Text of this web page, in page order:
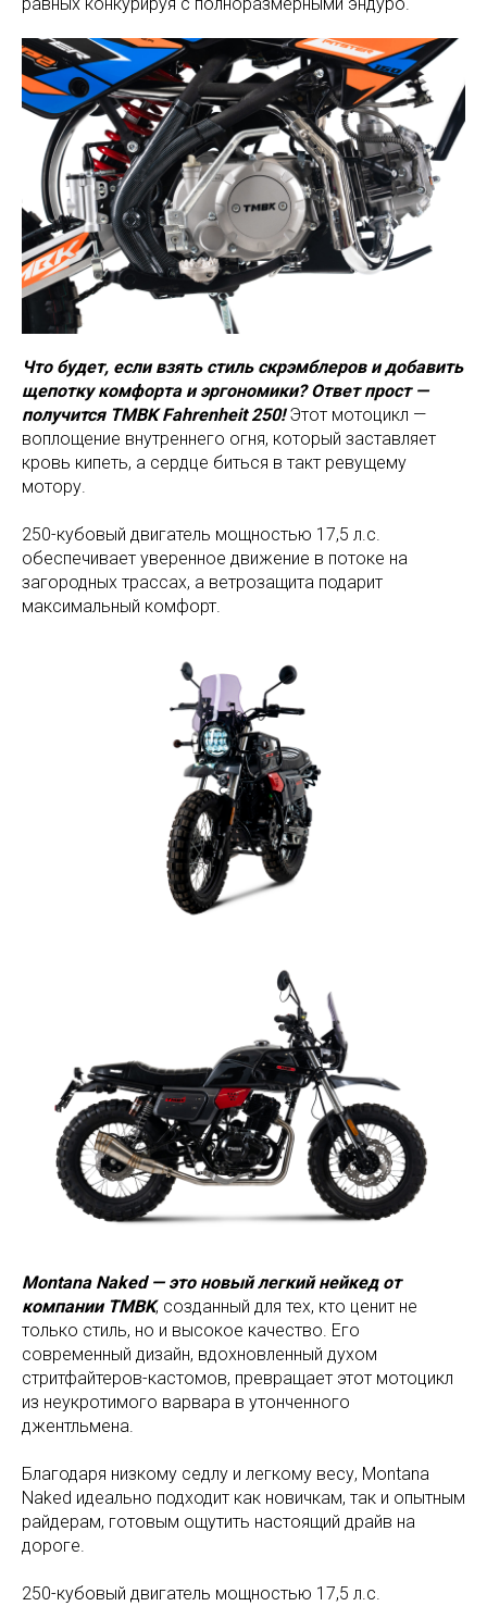
Что будет, если взять стиль скрэмблеров и добавить
щепотку комфорта и эргономики? Ответ прост —
получится TMBK Fahrenheit 250!Этот мотоцикл —
воплощение внутреннего огня, который заставляет
кровь кипеть, а сердце биться в такт ревущему
мотору.
250-кубовый двигатель мощностью 17,5 л.с.
обеспечивает уверенное движение в потоке на
загородных трассах, а ветрозащита подарит
максимальный комфорт.
Montana Naked — это новый легкий нейкед от
компании TMBK, созданный для тех, кто ценит не
только стиль, но и высокое качество. Его
современный дизайн, вдохновленный духом
стритфайтеров-кастомов, превращает этот мотоцикл
из неукротимого варвара в утонченного
джентльмена.
Благодаря низкому седлу и легкому весу, Montana
Naked идеально подходит как новичкам, так и опытным
райдерам, готовым ощутить настоящий драйв на
дороге.
250-кубовый двигатель мощностью 17,5 л.с.